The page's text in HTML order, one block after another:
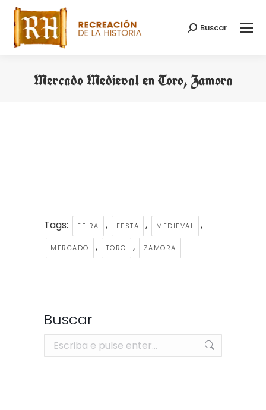
Search:
Buscar
Mercado Medieval en Toro, Zamora
Tags: FEIRA , FESTA , MEDIEVAL ,
MERCADO , TORO , ZAMORA
Buscar
Search: